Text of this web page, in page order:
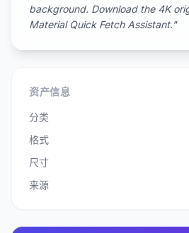
background. Download the 4K
Material Quick Fetch Assistant."
资产信息
分类
格式
尺寸
来源